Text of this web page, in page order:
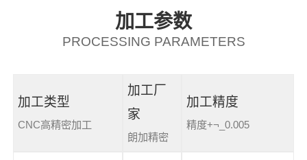
加工参数
PROCESSING PARAMETERS
加工类型
CNC高精密加工
加工厂
家
朗加精密
加工精度
精度+¬_0.005